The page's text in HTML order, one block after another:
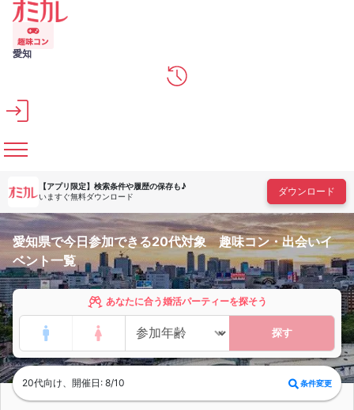
メインコンテンツへスキップ
愛知
【アプリ限定】 検索条件や履歴の保存も♪
いますぐ無料ダウンロード
ダウンロード
愛知県で今日参加できる20代対象 趣味コン・出会いイ
ベント一覧
あなたに合う婚活パーティーを探そう
探す
20代向け、開催日: 8/10 条件変更